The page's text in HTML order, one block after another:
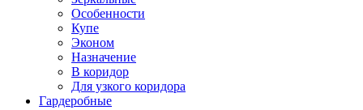
Особенности
Купе
Эконом
Назначение
В коридор
Для узкого коридора
Гардеробные